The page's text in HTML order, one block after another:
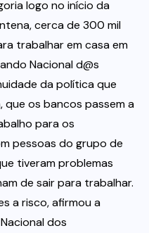
logo no início da
cerca de 300 mil
trabalhar em casa em
Nacional d@s
da política que
que os bancos passem a
para os
pessoas do grupo de
tiveram problemas
de sair para trabalhar.
a risco, afirmou a
dos